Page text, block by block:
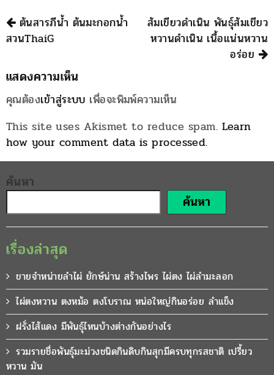
นำทาง
ต้นสารภีน้ำ ต้นมะกอกน้ำ
สวนThaiG
ส้มเขียวดำเนิน พันธุ์ส้มเขียว
หวานดำเนิน เนื้อแน่นหวาน
อร่อย
แสดงความเห็น
คุณต้องเข้าสู่ระบบ เพื่อจะพิมพ์ความเห็น
This site uses Akismet to reduce spam. Learn
how your comment data is processed.
ค้นหา
ค้นหา
เรื่องล่าสุด
ขายจำหน่ายลำไผ่ ยักษ์น่าน สร้างไพร ไผ่ตง ไผ่ลำมะลอก
ไผ่ตงหวาน ตงหม้อ ตงโบราณ หน่อใหญ่กินอร่อย ลำแข็ง
ฝรั่งไส้แดง มีพันธุ์ไหนบ้างต่างกันอย่างไร
รวมรายชื่อพันธุ์มะม่วงชนิดกินดิบกินสุกมีครบทุกรสชาติ เปรี้ยว
หวาน มัน